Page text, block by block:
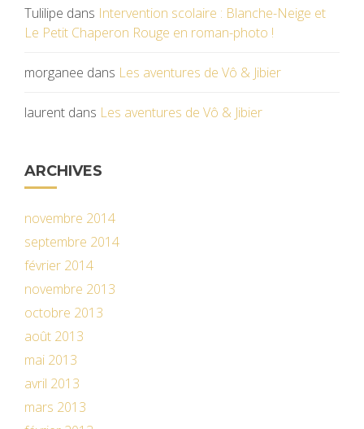
Tulilipe dans Intervention scolaire : Blanche-Neige et
Le Petit Chaperon Rouge en roman-photo !
morganee dans Les aventures de Vô & Jibier
laurent dans Les aventures de Vô & Jibier
ARCHIVES
novembre 2014
septembre 2014
février 2014
novembre 2013
octobre 2013
août 2013
mai 2013
avril 2013
mars 2013